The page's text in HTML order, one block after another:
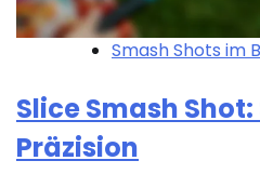
Smash Shots im
Slice Smash
Präzision